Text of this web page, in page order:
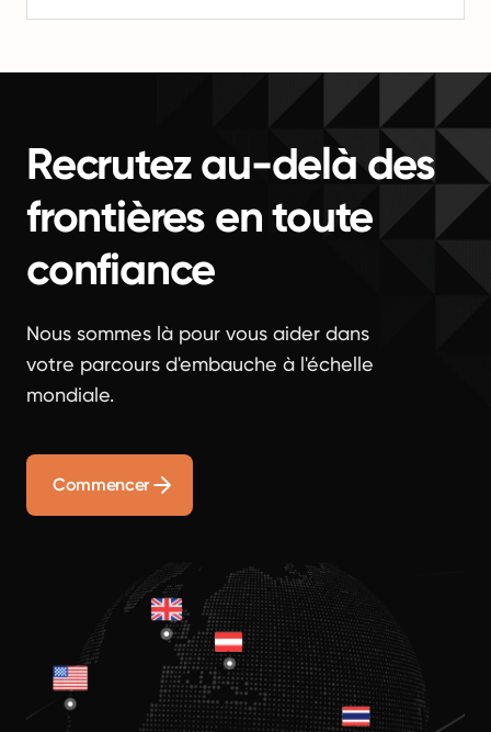
Recrutez au-delà des
frontières en toute
confiance
Nous sommes là pour vous aider dans
votre parcours d'embauche à l'échelle
mondiale.
Commencer